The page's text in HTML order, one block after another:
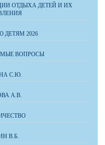
ОТДЫХА ДЕТЕЙ И ИХ
ДЕТЯМ 2026
ВОПРОСЫ
С.Ю.
А.В.
В.Б.